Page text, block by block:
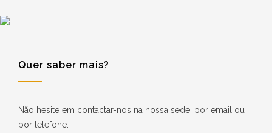
Quer saber mais?
Não hesite em contactar-nos na nossa sede, por email ou
por telefone.